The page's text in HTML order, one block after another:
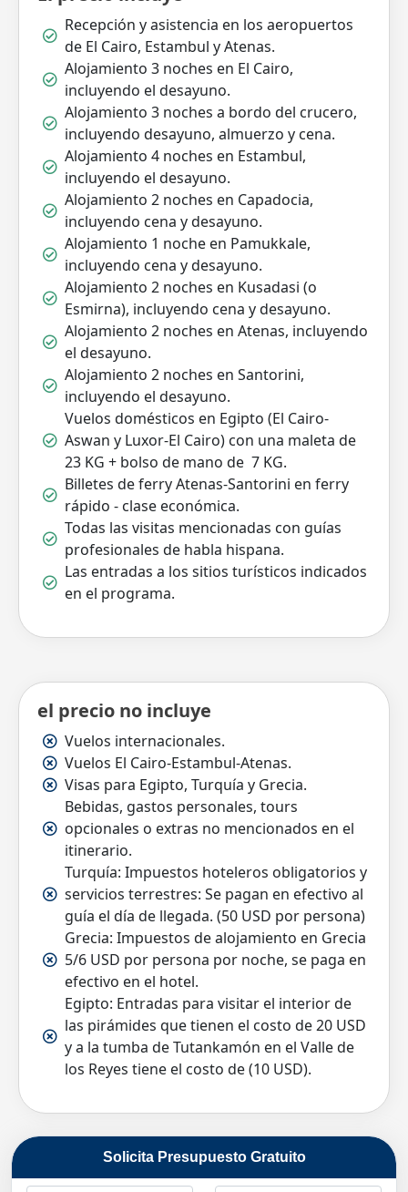
Recepción y asistencia en los aeropuertos
de El Cairo, Estambul y Atenas.
Alojamiento 3 noches en El Cairo,
incluyendo el desayuno.
Alojamiento 3 noches a bordo del crucero,
incluyendo desayuno, almuerzo y cena.
Alojamiento 4 noches en Estambul,
incluyendo el desayuno.
Alojamiento 2 noches en Capadocia,
incluyendo cena y desayuno.
Alojamiento 1 noche en Pamukkale,
incluyendo cena y desayuno.
Alojamiento 2 noches en Kusadasi (o
Esmirna), incluyendo cena y desayuno.
Alojamiento 2 noches en Atenas, incluyendo
el desayuno.
Alojamiento 2 noches en Santorini,
incluyendo el desayuno.
Vuelos domésticos en Egipto (El Cairo-
Aswan y Luxor-El Cairo) con una maleta de
23 KG + bolso de mano de 7 KG.
Billetes de ferry Atenas-Santorini en ferry
rápido - clase económica.
Todas las visitas mencionadas con guías
profesionales de habla hispana.
Las entradas a los sitios turísticos indicados
en el programa.
el precio no incluye
Vuelos internacionales.
Vuelos El Cairo-Estambul-Atenas.
Visas para Egipto, Turquía y Grecia.
Bebidas, gastos personales, tours
opcionales o extras no mencionados en el
itinerario.
Turquía: Impuestos hoteleros obligatorios y
servicios terrestres: Se pagan en efectivo al
guía el día de llegada. (50 USD por persona)
Grecia: Impuestos de alojamiento en Grecia
5/6 USD por persona por noche, se paga en
efectivo en el hotel.
Egipto: Entradas para visitar el interior de
las pirámides que tienen el costo de 20 USD
y a la tumba de Tutankamón en el Valle de
los Reyes tiene el costo de (10 USD).
Solicita Presupuesto Gratuito